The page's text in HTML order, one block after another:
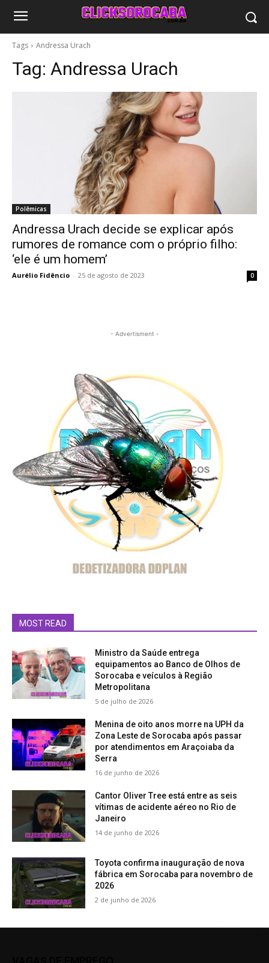
Tags Andressa Urach
Tag: Andressa Urach
Polêmicas
Andressa Urach decide se explicar após
rumores de romance com o próprio filho:
‘ele é um homem’
Aurélio Fidêncio - 25 de agosto de 2023 0
- Advertisment -
MOST READ
Ministro da Saúde entrega
equipamentos ao Banco de Olhos de
Sorocaba e veículos à Região
Metropolitana
5 de julho de 2026
Menina de oito anos morre na UPH da
Zona Leste de Sorocaba após passar
por atendimentos em Araçoiaba da
Serra
16 de junho de 2026
Cantor Oliver Tree está entre as seis
vítimas de acidente aéreo no Rio de
Janeiro
14 de junho de 2026
Toyota confirma inauguração de nova
fábrica em Sorocaba para novembro de
2026
2 de junho de 2026